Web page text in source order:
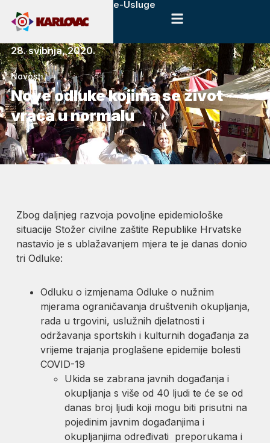
e-Usluge
28. svibnja, 2020.
Novosti
Nove odluke kojima se život
vraća u normalu
Zbog daljnjeg razvoja povoljne epidemiološke
situacije Stožer civilne zaštite Republike Hrvatske
nastavio je s ublažavanjem mjera te je danas donio
tri Odluke:
Odluku o izmjenama Odluke o nužnim
mjerama ograničavanja društvenih okupljanja,
rada u trgovini, uslužnih djelatnosti i
održavanja sportskih i kulturnih događanja za
vrijeme trajanja proglašene epidemije bolesti
COVID-19
Ukida se zabrana javnih događanja i
okupljanja s više od 40 ljudi te će se od
danas broj ljudi koji mogu biti prisutni na
pojedinim javnim događanjima i
okupljanjima određivati preporukama i